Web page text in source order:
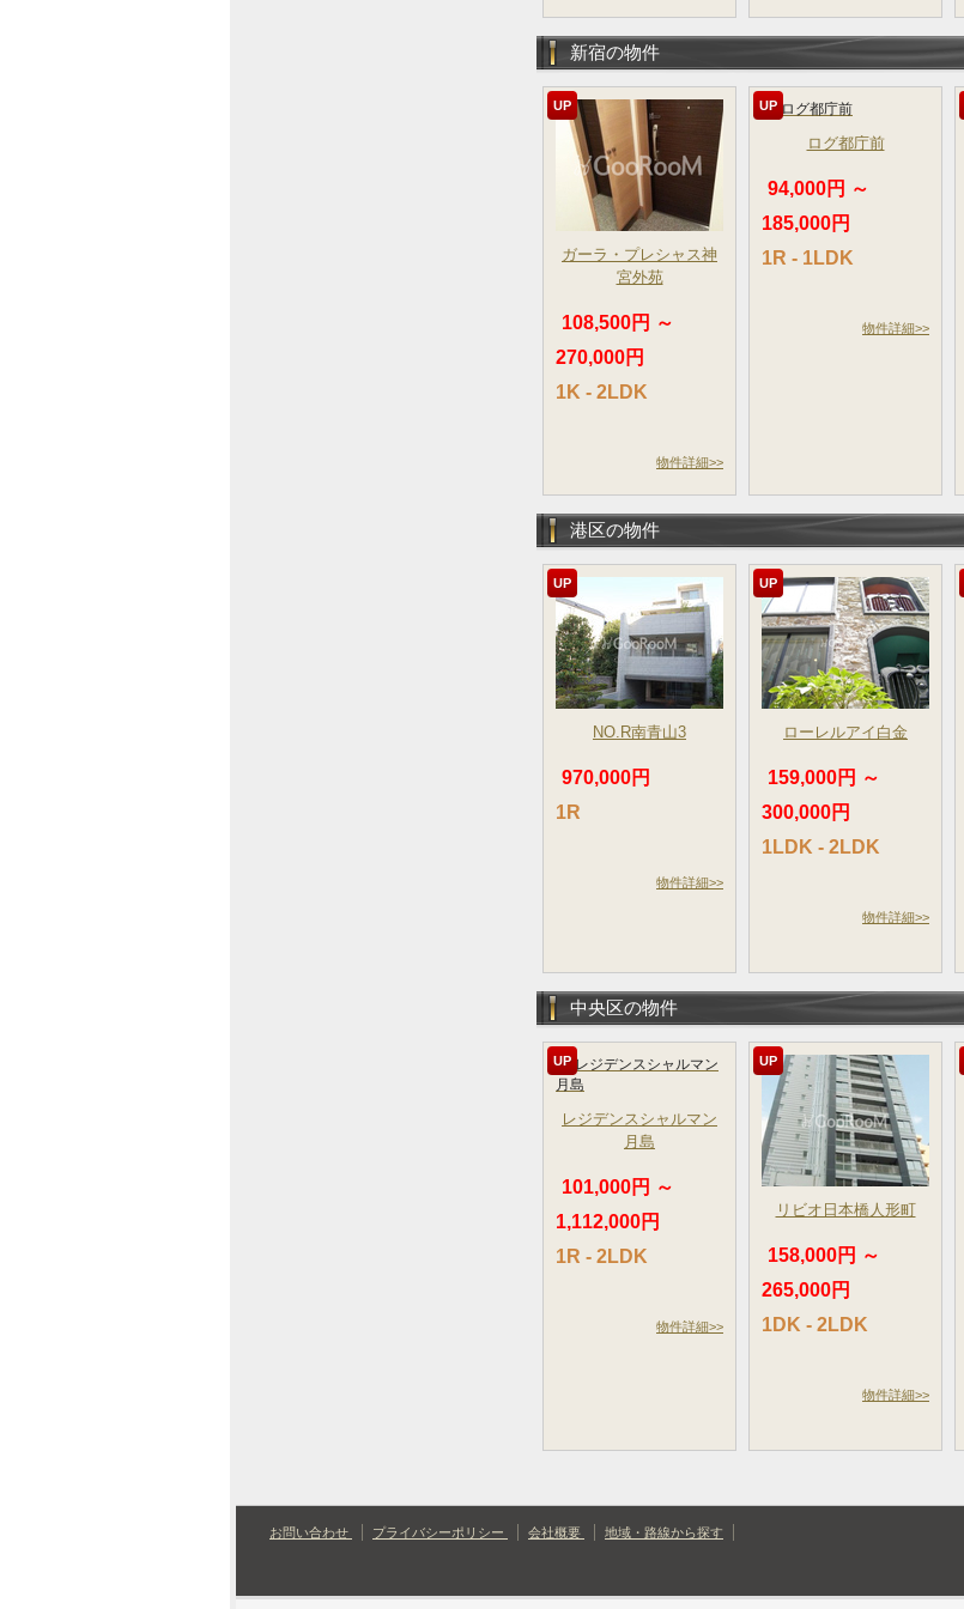
新宿の物件
UP
ガーラ・プレシャス神
宮外苑
108,500円 ～
270,000円
1K - 2LDK
物件詳細>>
UP
ログ都庁前
94,000円 ～
185,000円
1R - 1LDK
物件詳細>>
港区の物件
UP
NO.R南青山3
970,000円
1R
物件詳細>>
UP
ローレルアイ白金
159,000円 ～
300,000円
1LDK - 2LDK
物件詳細>>
中央区の物件
UP
レジデンスシャルマン
月島
101,000円 ～
1,112,000円
1R - 2LDK
物件詳細>>
UP
リビオ日本橋人形町
158,000円 ～
265,000円
1DK - 2LDK
物件詳細>>
お問い合わせ プライバシーポリシー 会社概要 地域・路線から探す